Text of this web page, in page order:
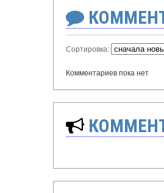
Сортировка:
Комментариев пока нет